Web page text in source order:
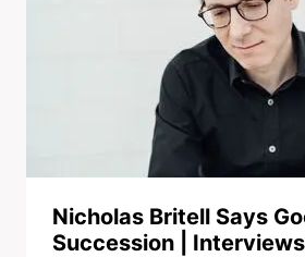
Nicholas Britell Says
Succession | Interviews